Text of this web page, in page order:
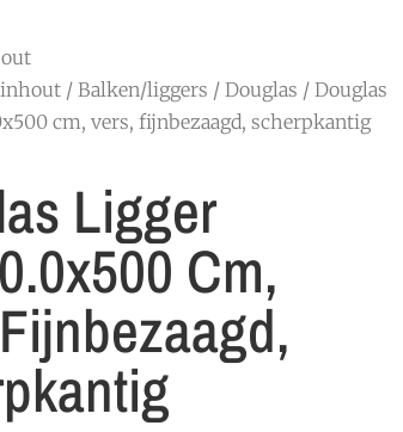
/ Balken/liggers / Douglas / Douglas
cm, vers, fijnbezaagd, scherpkantig
Ligger
Cm,